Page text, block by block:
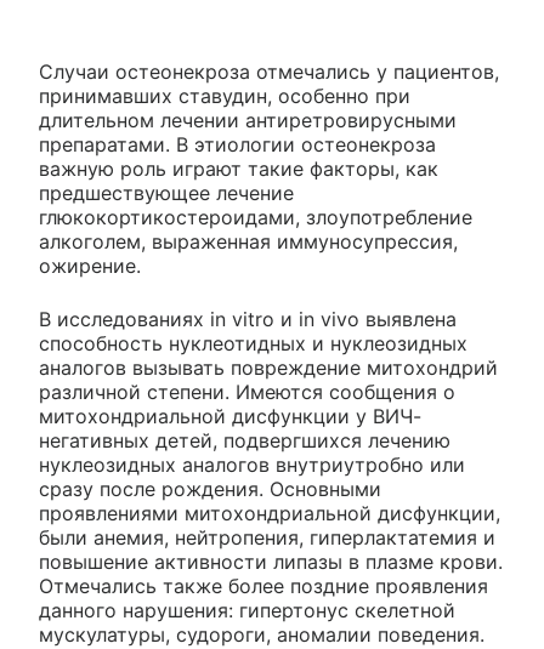
Случаи остеонекроза отмечались у пациентов,
принимавших ставудин, особенно при
длительном лечении антиретровирусными
препаратами. В этиологии остеонекроза
важную роль играют такие факторы, как
предшествующее лечение
глюкокортикостероидами, злоупотребление
алкоголем, выраженная иммуносупрессия,
ожирение.
В исследованиях in vitro и in vivo выявлена
способность нуклеотидных и нуклеозидных
аналогов вызывать повреждение митохондрий
различной степени. Имеются сообщения о
митохондриальной дисфункции у ВИЧ-
негативных детей, подвергшихся лечению
нуклеозидных аналогов внутриутробно или
сразу после рождения. Основными
проявлениями митохондриальной дисфункции,
были анемия, нейтропения, гиперлактатемия и
повышение активности липазы в плазме крови.
Отмечались также более поздние проявления
данного нарушения: гипертонус скелетной
мускулатуры, судороги, аномалии поведения.